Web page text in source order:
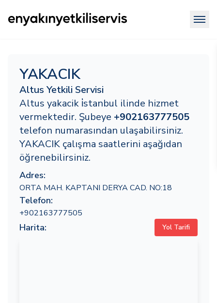
YAKACIK
Altus Yetkili Servisi
Altus yakacik i̇stanbul ilinde hizmet
vermektedir. Şubeye +902163777505
telefon numarasından ulaşabilirsiniz.
YAKACIK çalışma saatlerini aşağıdan
öğrenebilirsiniz.
Adres:
ORTA MAH. KAPTANI DERYA CAD. NO:18
Telefon:
+902163777505
Harita: Yol Tarifi